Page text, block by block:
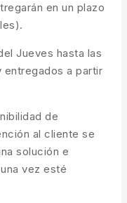
en un plazo
Jueves hasta las
entregados a partir
de
al cliente se
solución e
vez esté